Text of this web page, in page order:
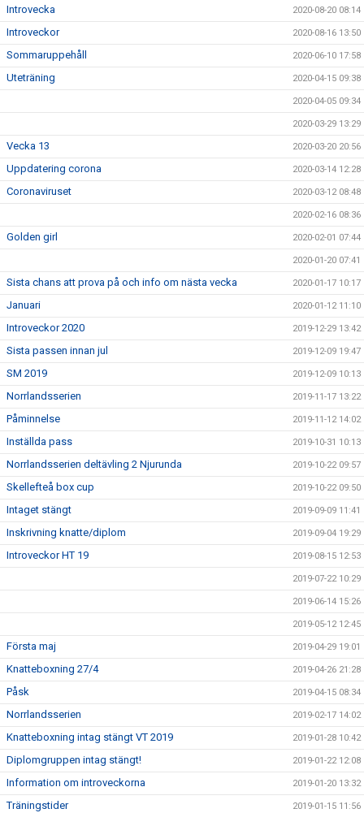
Introvecka 2020-08-20 08:14
Introveckor 2020-08-16 13:50
Sommaruppehåll 2020-06-10 17:58
Uteträning 2020-04-15 09:38
2020-04-05 09:34
2020-03-29 13:29
Vecka 13 2020-03-20 20:56
Uppdatering corona 2020-03-14 12:28
Coronaviruset 2020-03-12 08:48
2020-02-16 08:36
Golden girl 2020-02-01 07:44
2020-01-20 07:41
Sista chans att prova på och info om nästa vecka 2020-01-17 10:17
Januari 2020-01-12 11:10
Introveckor 2020 2019-12-29 13:42
Sista passen innan jul 2019-12-09 19:47
SM 2019 2019-12-09 10:13
Norrlandsserien 2019-11-17 13:22
Påminnelse 2019-11-12 14:02
Inställda pass 2019-10-31 10:13
Norrlandsserien deltävling 2 Njurunda 2019-10-22 09:57
Skellefteå box cup 2019-10-22 09:50
Intaget stängt 2019-09-09 11:41
Inskrivning knatte/diplom 2019-09-04 19:29
Introveckor HT 19 2019-08-15 12:53
2019-07-22 10:29
2019-06-14 15:26
2019-05-12 12:45
Första maj 2019-04-29 19:01
Knatteboxning 27/4 2019-04-26 21:28
Påsk 2019-04-15 08:34
Norrlandsserien 2019-02-17 14:02
Knatteboxning intag stängt VT 2019 2019-01-28 10:42
Diplomgruppen intag stängt! 2019-01-22 12:08
Information om introveckorna 2019-01-20 13:32
Träningstider 2019-01-15 11:56